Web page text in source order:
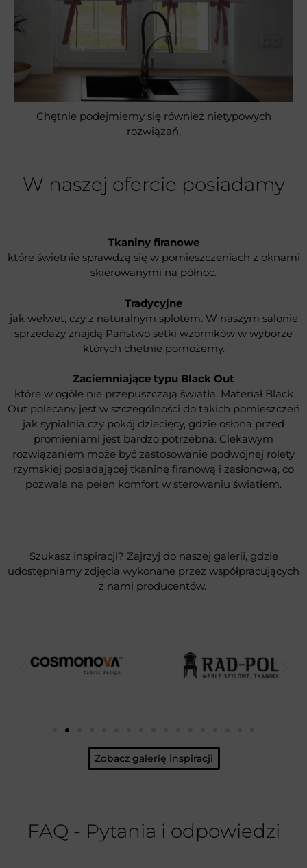
Chętnie podejmiemy się również nietypowych
rozwiązań.
W naszej ofercie posiadamy
Tkaniny firanowe
które świetnie sprawdzą się w pomieszczeniach z oknami
skierowanymi na północ.
Tradycyjne
jak welwet, czy z naturalnym splotem. W naszym salonie
sprzedaży znajdą Państwo setki wzorników w wyborze
których chętnie pomożemy.
Zaciemniające typu Black Out
które w ogóle nie przepuszczają światła. Materiał Black
Out polecany jest w szczególności do takich pomieszczeń
jak sypialnia czy pokój dziecięcy, gdzie osłona przed
promieniami jest bardzo potrzebna. Ciekawym
rozwiązaniem może być zastosowanie podwójnej rolety
rzymskiej posiadającej tkaninę firanową i zasłonową, co
pozwala na pełen komfort w sterowaniu światłem.
Szukasz inspiracji? Zajrzyj do naszej galerii, gdzie
udostępniamy zdjęcia wykonane przez współpracujących
z nami producentów.
Zobacz galerię inspiracji
FAQ - Pytania i odpowiedzi